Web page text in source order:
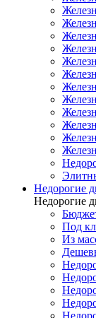
Недорогие
Недорогие
Под
Из